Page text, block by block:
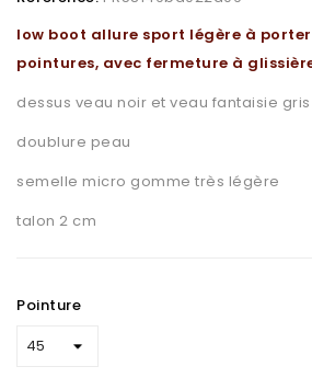
low boot allure sport légère à
pointures, avec fermeture à
dessus veau noir et veau fantaisie gris
doublure peau
semelle micro gomme très légère
talon 2 cm
Pointure